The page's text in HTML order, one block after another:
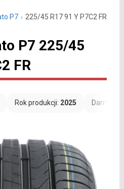
P7 225/45 R17 91 Y P7C2 FR
P7 225/45
FR
Rok produkcji: 2025